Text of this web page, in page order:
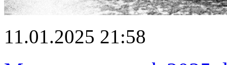
11.01.2025 21:58